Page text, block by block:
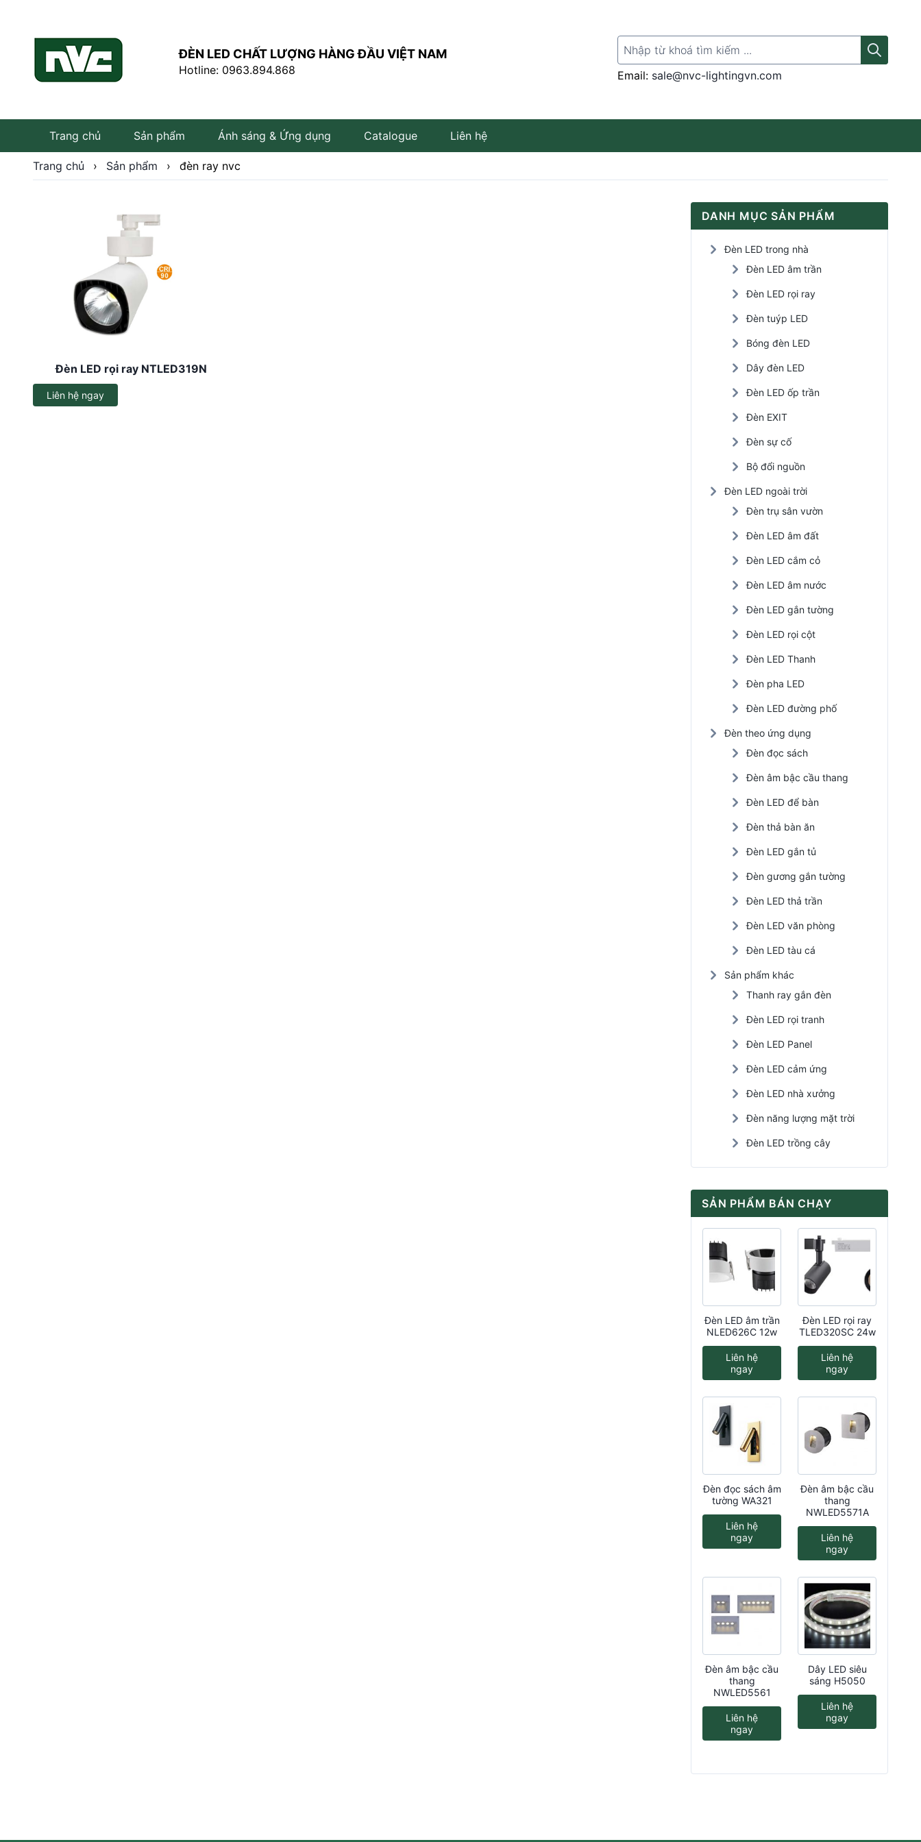
ĐÈN LED CHẤT LƯỢNG HÀNG ĐẦU VIỆT NAM
Hotline: 0963.894.868
Search for:
Email: sale@nvc-lightingvn.com
Trang chủ Sản phẩm
Đèn LED âm trần
Đèn tuýp LED
Thanh ray gắn đèn
Đèn LED rọi tranh
Đèn LED Panel
Đèn LED cảm ứng
Đèn LED nhà xưởng
Đèn năng lượng mặt trời
Ánh sáng & Ứng dụng Catalogue Liên hệ
Trang chủ › Sản phẩm › đèn ray nvc
Đèn LED rọi ray NTLED319N
Liên hệ ngay
DANH MỤC SẢN PHẨM
Đèn LED trong nhà
Đèn LED âm trần
Đèn LED rọi ray
Đèn tuýp LED
Bóng đèn LED
Dây đèn LED
Đèn LED ốp trần
Đèn EXIT
Đèn sự cố
Bộ đổi nguồn
Đèn LED ngoài trời
Đèn trụ sân vườn
Đèn LED âm đất
Đèn LED cắm cỏ
Đèn LED âm nước
Đèn LED gắn tường
Đèn LED rọi cột
Đèn LED Thanh
Đèn pha LED
Đèn LED đường phố
Đèn theo ứng dụng
Đèn đọc sách
Đèn âm bậc cầu thang
Đèn LED để bàn
Đèn thả bàn ăn
Đèn LED gắn tủ
Đèn gương gắn tường
Đèn LED thả trần
Đèn LED văn phòng
Đèn LED tàu cá
Sản phẩm khác
Thanh ray gắn đèn
Đèn LED rọi tranh
Đèn LED Panel
Đèn LED cảm ứng
Đèn LED nhà xưởng
Đèn năng lượng mặt trời
Đèn LED trồng cây
SẢN PHẨM BÁN CHẠY
Đèn LED âm trần
NLED626C 12w
Liên hệ
ngay
Đèn LED rọi ray
TLED320SC 24w
Liên hệ
ngay
Đèn đọc sách âm
tường WA321
Liên hệ
ngay
Đèn âm bậc cầu
thang
NWLED5571A
Liên hệ
ngay
Đèn âm bậc cầu
thang
NWLED5561
Liên hệ
ngay
Dây LED siêu
sáng H5050
Liên hệ
ngay